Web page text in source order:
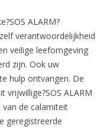
ALARM?
verantwoordelijkheid
veilige leefomgeving
zijn. Ook uw
hulp ontvangen. De
ALARM
van de calamiteit
geregistreerde